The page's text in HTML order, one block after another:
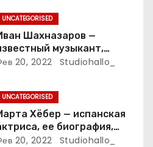
UNCATEGORISED
Шахназаров —
музыкант,
и продюсер —
20, 2022 Studiohallo_
UNCATEGORISED
Хёбер — испанская
ее биография,
и интересные факты,
20, 2022 Studiohallo_